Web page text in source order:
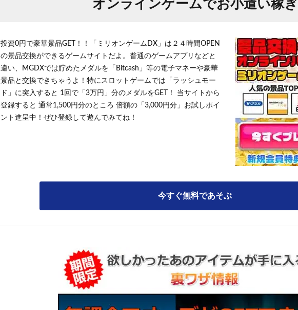
オンラインゲームでお小遣い稼ぎ
投資0円で豪華景品GET！！「ミリオンゲームDX」は２４時間OPEN
の景品交換ができるゲームサイトだよ。普通のゲームアプリなどと
違い、MGDXでは貯めたメダルを「Bitcash」等の電子マネーや豪華
景品と交換できちゃうよ！特にスロットゲームでは「ラッシュモー
ド」に突入すると 1回で「3万円」分のメダルをGET！ 当サイトから
登録すると 通常1,500円分のところ 倍額の「3,000円分」お試しポイ
ント進呈中！ぜひ登録して遊んでみてね！
今すぐ無料であそぶ